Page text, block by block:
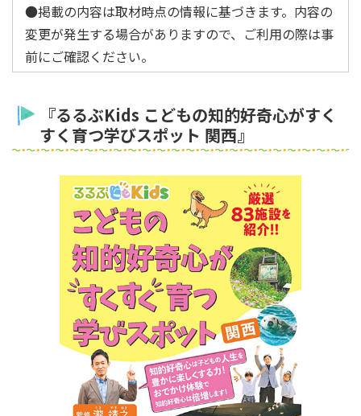
●掲載の内容は取材時点の情報に基づきます。内容の
変更が発生する場合がありますので、ご利用の際は事
前にご確認ください。
『るるぶKids こどもの知的好奇心がすく
すく育つ学びスポット 関西』